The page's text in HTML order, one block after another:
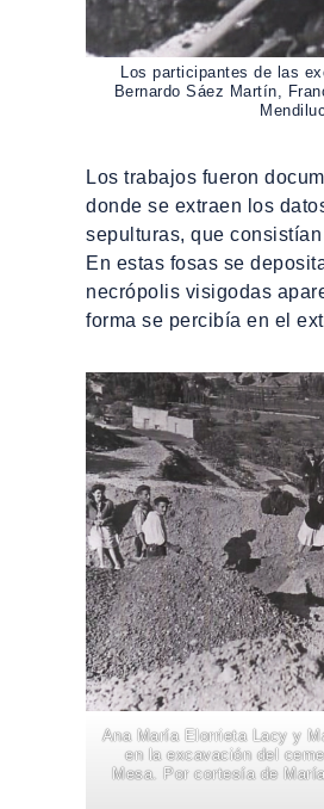
Los participantes de las
Bernardo Sáez Martín,
Los trabajos fueron
donde se extraen los
sepulturas, que
En estas fosas se
necrópolis visigodas
forma se percibía en el
Ana María Elorrieta Lacy y
en la excavación del
Mesa. Por cortesía de